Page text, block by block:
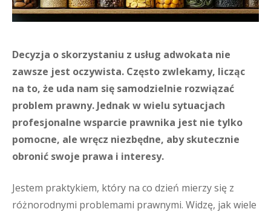
Decyzja o skorzystaniu z usług adwokata nie
zawsze jest oczywista. Często zwlekamy, licząc
na to, że uda nam się samodzielnie rozwiązać
problem prawny. Jednak w wielu sytuacjach
profesjonalne wsparcie prawnika jest nie tylko
pomocne, ale wręcz niezbędne, aby skutecznie
obronić swoje prawa i interesy.
Jestem praktykiem, który na co dzień mierzy się z
różnorodnymi problemami prawnymi. Widzę, jak wiele